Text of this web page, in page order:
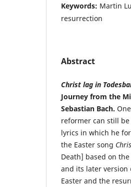
Keywords: Martin
resurrection
Abstract
Christ lag in
Journey from the
Sebastian Bach.
reformer can still
lyrics in which he
the Easter song
Death] based on
and its later version
Easter and the